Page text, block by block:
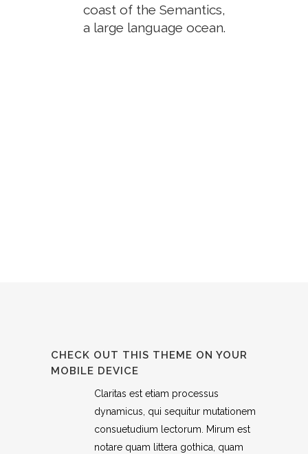
coast of the Semantics,
a large language ocean.
CHECK OUT THIS THEME ON YOUR
MOBILE DEVICE
Claritas est etiam processus
dynamicus, qui sequitur mutationem
consuetudium lectorum. Mirum est
notare quam littera gothica, quam